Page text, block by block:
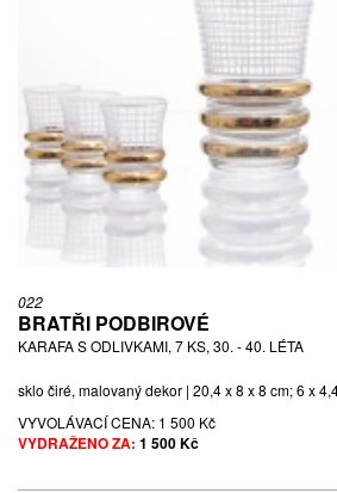
022
BRATŘI PODBIROVÉ
KARAFA S ODLIVKAMI, 7 KS, 30. - 40. LÉTA
sklo čiré, malovaný dekor | 20,4 x 8 x 8 cm; 6 x
VYVOLÁVACÍ CENA: 1 500 Kč
VYDRAŽENO ZA: 1 500 Kč